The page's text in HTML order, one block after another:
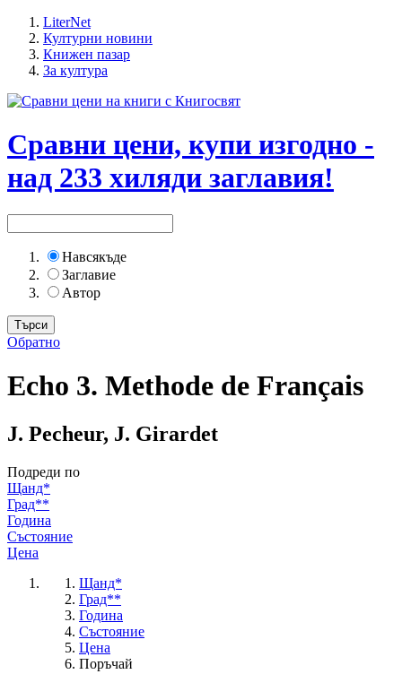
LiterNet
Културни новини
Книжен пазар
За култура
Сравни цени, купи изгодно -
над 233 хиляди заглавия!
Навсякъде
Заглавие
Автор
Обратно
Echo 3. Methode de Français
J. Pecheur, J. Girardet
Подреди по
Щанд*
Град**
Година
Състояние
Цена
Щанд*
Град**
Година
Състояние
Цена
Поръчай